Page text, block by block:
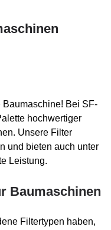
Baumaschine! Bei SF-
hochwertiger
Unsere Filter
und bieten auch unter
Leistung.
Baumaschinen
Filtertypen haben,